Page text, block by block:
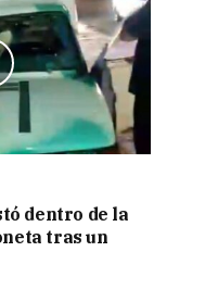
dentro de la
tras un